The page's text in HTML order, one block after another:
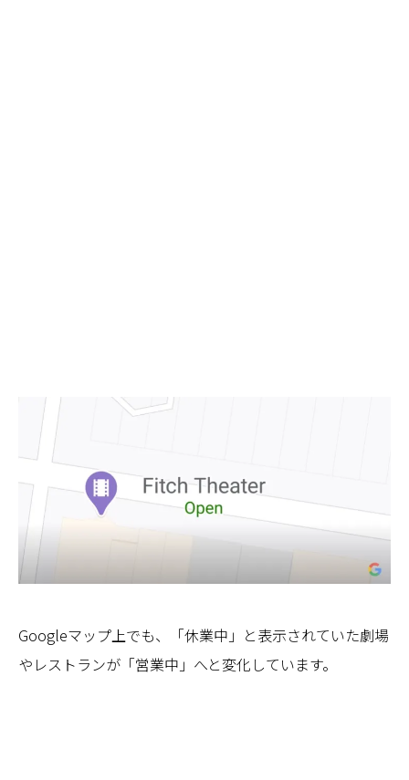
Googleマップ上でも、「休業中」と表示されていた劇場
やレストランが「営業中」へと変化しています。